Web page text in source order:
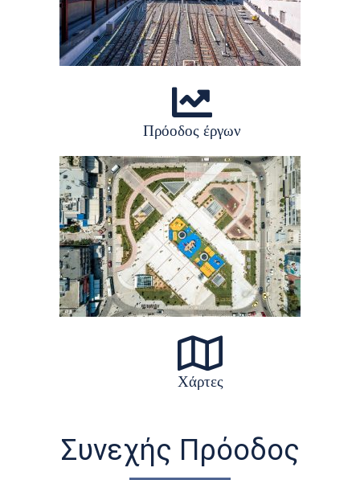
Πρόοδος έργων
Χάρτες
Συνεχής Πρόοδος